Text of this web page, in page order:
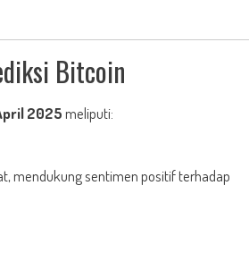
Bitcoin
2025meliputi:
mendukung sentimen positif terhadap